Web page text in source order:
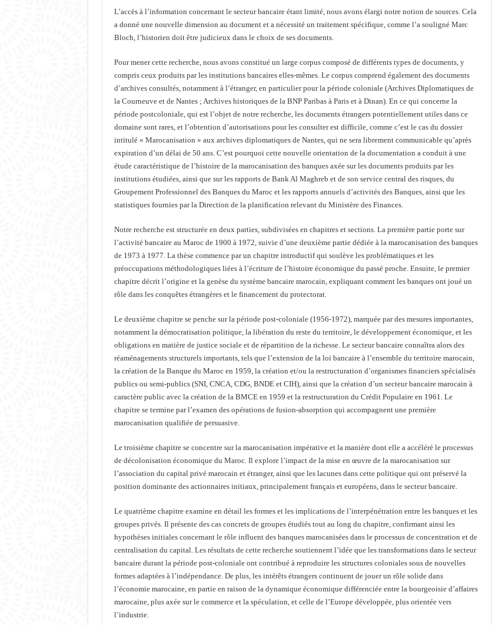
L’accès à l’information concernant le secteur bancaire étant limité, nous avons élargi notre notion de sources. Cela
a donné une nouvelle dimension au document et a nécessité un traitement spécifique, comme l’a souligné Marc
Bloch, l’historien doit être judicieux dans le choix de ses documents.
Pour mener cette recherche, nous avons constitué un large corpus composé de différents types de documents, y
compris ceux produits par les institutions bancaires elles-mêmes. Le corpus comprend également des documents
d’archives consultés, notamment à l’étranger, en particulier pour la période coloniale (Archives Diplomatiques de
la Courneuve et de Nantes ; Archives historiques de la BNP Paribas à Paris et à Dinan). En ce qui concerne la
période postcoloniale, qui est l’objet de notre recherche, les documents étrangers potentiellement utiles dans ce
domaine sont rares, et l’obtention d’autorisations pour les consulter est difficile, comme c’est le cas du dossier
intitulé « Marocanisation » aux archives diplomatiques de Nantes, qui ne sera librement communicable qu’après
expiration d’un délai de 50 ans. C’est pourquoi cette nouvelle orientation de la documentation a conduit à une
étude caractéristique de l’histoire de la marocanisation des banques axée sur les documents produits par les
institutions étudiées, ainsi que sur les rapports de Bank Al Maghreb et de son service central des risques, du
Groupement Professionnel des Banques du Maroc et les rapports annuels d’activités des Banques, ainsi que les
statistiques fournies par la Direction de la planification relevant du Ministère des Finances.
Notre recherche est structurée en deux parties, subdivisées en chapitres et sections. La première partie porte sur
l’activité bancaire au Maroc de 1900 à 1972, suivie d’une deuxième partie dédiée à la marocanisation des banques
de 1973 à 1977. La thèse commence par un chapitre introductif qui soulève les problématiques et les
préoccupations méthodologiques liées à l’écriture de l’histoire économique du passé proche. Ensuite, le premier
chapitre décrit l’origine et la genèse du système bancaire marocain, expliquant comment les banques ont joué un
rôle dans les conquêtes étrangères et le financement du protectorat.
Le deuxième chapitre se penche sur la période post-coloniale (1956-1972), marquée par des mesures importantes,
notamment la démocratisation politique, la libération du reste du territoire, le développement économique, et les
obligations en matière de justice sociale et de répartition de la richesse. Le secteur bancaire connaîtra alors des
réaménagements structurels importants, tels que l’extension de la loi bancaire à l’ensemble du territoire marocain,
la création de la Banque du Maroc en 1959, la création et/ou la restructuration d’organismes financiers spécialisés
publics ou semi-publics (SNI, CNCA, CDG, BNDE et CIH), ainsi que la création d’un secteur bancaire marocain à
caractère public avec la création de la BMCE en 1959 et la restructuration du Crédit Populaire en 1961. Le
chapitre se termine par l’examen des opérations de fusion-absorption qui accompagnent une première
marocanisation qualifiée de persuasive.
Le troisième chapitre se concentre sur la marocanisation impérative et la manière dont elle a accéléré le processus
de décolonisation économique du Maroc. Il explore l’impact de la mise en œuvre de la marocanisation sur
l’association du capital privé marocain et étranger, ainsi que les lacunes dans cette politique qui ont préservé la
position dominante des actionnaires initiaux, principalement français et européens, dans le secteur bancaire.
Le quatrième chapitre examine en détail les formes et les implications de l’interpénétration entre les banques et les
groupes privés. Il présente des cas concrets de groupes étudiés tout au long du chapitre, confirmant ainsi les
hypothèses initiales concernant le rôle influent des banques marocanisées dans le processus de concentration et de
centralisation du capital. Les résultats de cette recherche soutiennent l’idée que les transformations dans le secteur
bancaire durant la période post-coloniale ont contribué à reproduire les structures coloniales sous de nouvelles
formes adaptées à l’indépendance. De plus, les intérêts étrangers continuent de jouer un rôle solide dans
l’économie marocaine, en partie en raison de la dynamique économique différenciée entre la bourgeoisie d’affaires
marocaine, plus axée sur le commerce et la spéculation, et celle de l’Europe développée, plus orientée vers
l’industrie.